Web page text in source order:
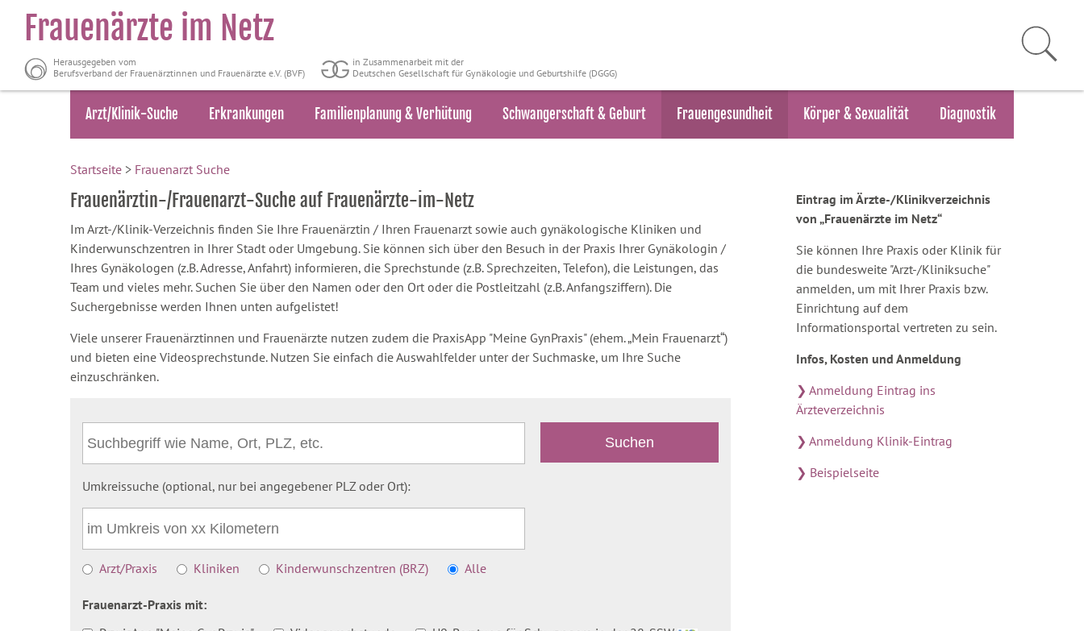
Frauenärzte im Netz
Herausgegeben vom
Berufsverband der Frauenärztinnen und Frauenärzte e.V. (BVF)
in Zusammenarbeit mit der
Deutschen Gesellschaft für Gynäkologie und Geburtshilfe (DGGG)
Arzt/Klinik-Suche Erkrankungen Familienplanung & Verhütung Schwangerschaft & Geburt Frauengesundheit Körper & Sexualität Diagnostik
Startseite > Frauenarzt Suche
Frauenärztin-/Frauenarzt-Suche auf Frauenärzte-im-Netz
Im Arzt-/Klinik-Verzeichnis finden Sie Ihre Frauenärztin / Ihren Frauenarzt sowie auch gynäkologische Kliniken und
Kinderwunschzentren in Ihrer Stadt oder Umgebung. Sie können sich über den Besuch in der Praxis Ihrer Gynäkologin /
Ihres Gynäkologen (z.B. Adresse, Anfahrt) informieren, die Sprechstunde (z.B. Sprechzeiten, Telefon), die Leistungen, das
Team und vieles mehr. Suchen Sie über den Namen oder den Ort oder die Postleitzahl (z.B. Anfangsziffern). Die
Suchergebnisse werden Ihnen unten aufgelistet!
Viele unserer Frauenärztinnen und Frauenärzte nutzen zudem die PraxisApp "Meine GynPraxis" (ehem. „Mein Frauenarzt“)
und bieten eine Videosprechstunde. Nutzen Sie einfach die Auswahlfelder unter der Suchmaske, um Ihre Suche
einzuschränken.
Umkreissuche (optional, nur bei angegebener PLZ oder Ort):
Arzt/Praxis Kliniken Kinderwunschzentren (BRZ) Alle
Frauenarzt-Praxis mit:
Eintrag im Ärzte-/Klinikverzeichnis
von „Frauenärzte im Netz“
Sie können Ihre Praxis oder Klinik für
die bundesweite "Arzt-/Kliniksuche"
anmelden, um mit Ihrer Praxis bzw.
Einrichtung auf dem
Informationsportal vertreten zu sein.
Infos, Kosten und Anmeldung
❯ Anmeldung Eintrag ins
Ärzteverzeichnis
❯ Anmeldung Klinik-Eintrag
❯ Beispielseite